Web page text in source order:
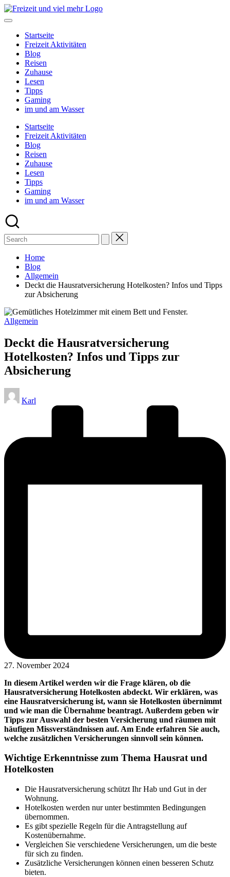
Skip
to
Startseite
Freizeit Aktivitäten
Blog
Reisen
Zuhause
Lesen
Tipps
Gaming
im und am Wasser
Startseite
Freizeit Aktivitäten
Blog
Reisen
Zuhause
Lesen
Tipps
Gaming
im und am Wasser
Home
Blog
Allgemein
Deckt die Hausratversicherung Hotelkosten? Infos und Tipps
zur Absicherung
Posted
Allgemein
Deckt die Hausratversicherung
Hotelkosten? Infos und Tipps zur
Absicherung
Posted
by
Karl
27. November 2024
In diesem Artikel werden wir die Frage klären, ob die
Hausratversicherung Hotelkosten abdeckt. Wir erklären, was
eine Hausratversicherung ist, wann sie Hotelkosten übernimmt
und wie man die Übernahme beantragt. Außerdem geben wir
Tipps zur Auswahl der besten Versicherung und räumen mit
häufigen Missverständnissen auf. Am Ende erfahren Sie auch,
welche zusätzlichen Versicherungen sinnvoll sein können.
Wichtige Erkenntnisse zum Thema Hausrat und
Hotelkosten
Die Hausratversicherung schützt Ihr Hab und Gut in der
Wohnung.
Hotelkosten werden nur unter bestimmten Bedingungen
übernommen.
Es gibt spezielle Regeln für die Antragstellung auf
Kostenübernahme.
Vergleichen Sie verschiedene Versicherungen, um die beste
für sich zu finden.
Zusätzliche Versicherungen können einen besseren Schutz
bieten.